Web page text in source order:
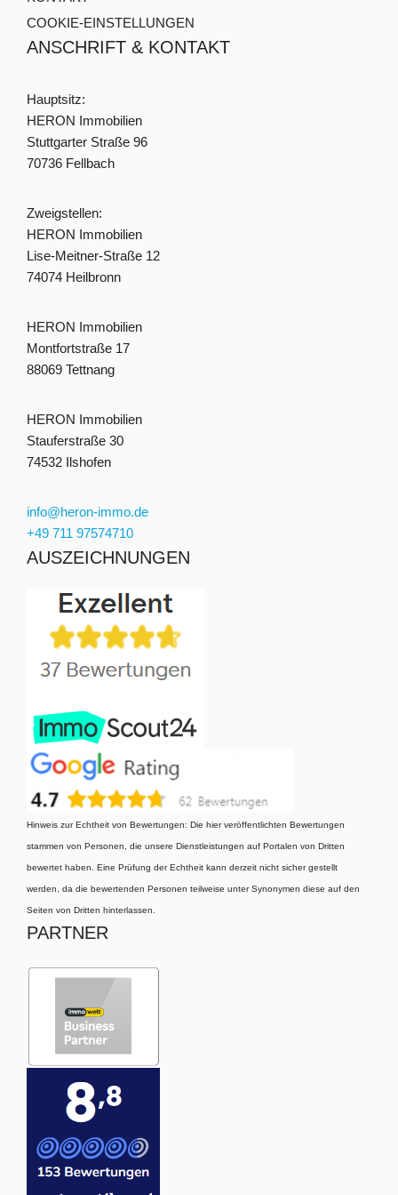
COOKIE-EINSTELLUNGEN
ANSCHRIFT & KONTAKT
Hauptsitz:
HERON Immobilien
Stuttgarter Straße 96
70736 Fellbach
Zweigstellen:
HERON Immobilien
Lise-Meitner-Straße 12
74074 Heilbronn
HERON Immobilien
Montfortstraße 17
88069 Tettnang
HERON Immobilien
Stauferstraße 30
74532 Ilshofen
info@heron-immo.de
+49 711 97574710
AUSZEICHNUNGEN
Hinweis zur Echtheit von Bewertungen: Die hier veröffentlichten Bewertungen
stammen von Personen, die unsere Dienstleistungen auf Portalen von Dritten
bewertet haben. Eine Prüfung der Echtheit kann derzeit nicht sicher gestellt
werden, da die bewertenden Personen teilweise unter Synonymen diese auf den
Seiten von Dritten hinterlassen.
PARTNER